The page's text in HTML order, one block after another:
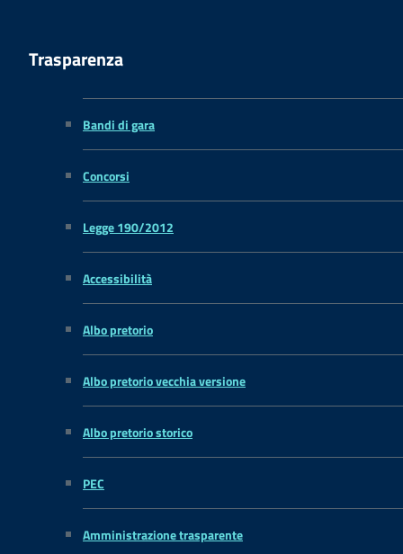
Trasparenza
Bandi di gara
Concorsi
Legge 190/2012
Accessibilità
Albo pretorio
Albo pretorio vecchia versione
Albo pretorio storico
PEC
Amministrazione trasparente